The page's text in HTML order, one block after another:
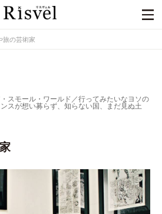
旅の芸術家
スモール・ワールド／行ってみたいなヨソの
スが想い募らず、知らない国、まだ見ぬ土